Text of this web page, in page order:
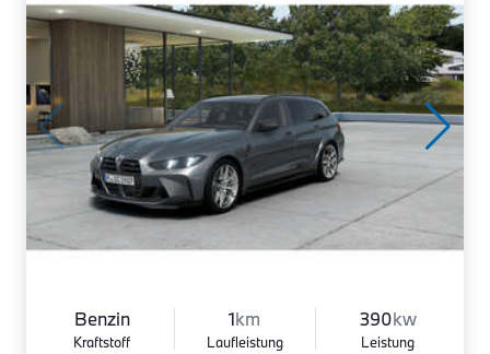
Benzin
Kraftstoff
1km
Laufleistung
390kw
Leistung